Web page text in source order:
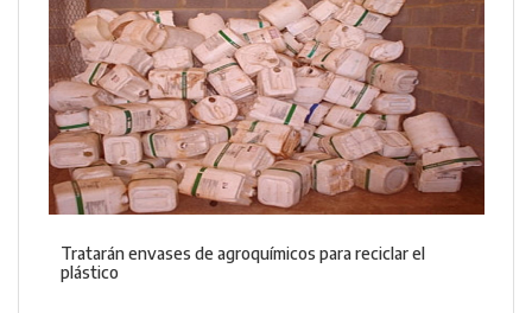
Tratarán envases de agroquímicos para reciclar el
plástico